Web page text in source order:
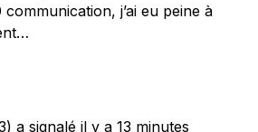
j’ai eu peine à
a signalé il y a 13 minutes